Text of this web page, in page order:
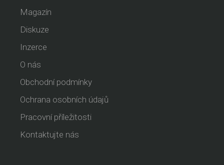
Magazín
Diskuze
Inzerce
O nás
Obchodní podmínky
Ochrana osobních údajů
Pracovní příležitosti
Kontaktujte nás